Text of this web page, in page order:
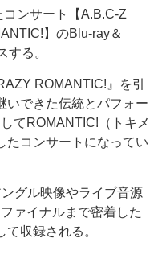
ンサート【A.B.C-Z
】のBlu-ray＆
する。
ROMANTIC!』を引
いできた伝統とパフォー
てROMANTIC!（トキメ
たコンサートになってい
グル映像やライブ音源
ァイナルまで密着した
収録される。